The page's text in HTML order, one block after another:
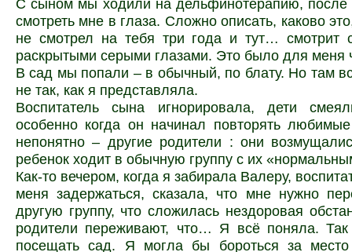
смотреть мне в глаза. Сложно описать, каково
не смотрел на тебя три года и тут… смотрит
раскрытыми серыми глазами. Это было для меня
В сад мы попали – в обычный, по блату. Но там
не так, как я представляла.
Воспитатель сына игнорировала, дети
особенно когда он начинал повторять
непонятно – другие родители : они
ребенок ходит в обычную группу с их
Как-то вечером, когда я забирала Валеру,
меня задержаться, сказала, что мне нужно
другую группу, что сложилась нездоровая
родители переживают, что… Я всё поняла.
посещать сад. Я могла бы бороться за